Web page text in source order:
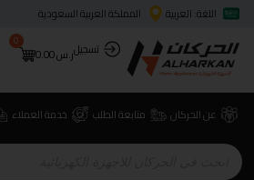
اللغة: العربية
المملكة العربية السعودية
تسجيلر.س0.00
0
عن الحركان متابعة الطلب خدمة العملاء